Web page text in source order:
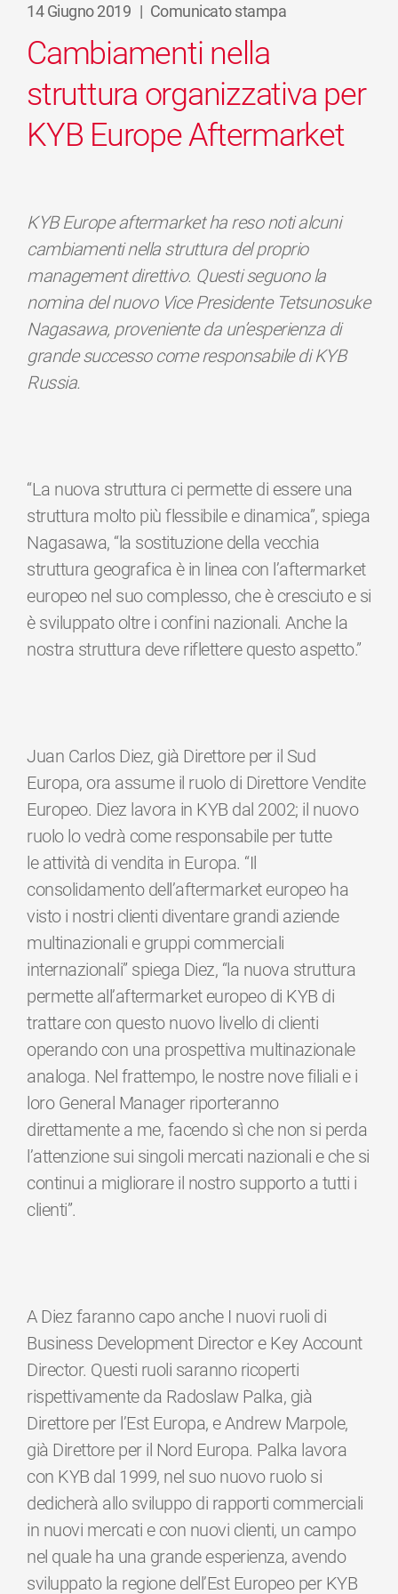
14 Giugno 2019 | Comunicato stampa
Cambiamenti nella
struttura organizzativa per
KYB Europe Aftermarket
KYB Europe aftermarket ha reso noti alcuni
cambiamenti nella struttura del proprio
management direttivo. Questi seguono la
nomina del nuovo Vice Presidente Tetsunosuke
Nagasawa, proveniente da un’esperienza di
grande successo come responsabile di KYB
Russia.
“La nuova struttura ci permette di essere una
struttura molto più flessibile e dinamica”, spiega
Nagasawa, “la sostituzione della vecchia
struttura geografica è in linea con l’aftermarket
europeo nel suo complesso, che è cresciuto e si
è sviluppato oltre i confini nazionali. Anche la
nostra struttura deve riflettere questo aspetto.”
Juan Carlos Diez, già Direttore per il Sud
Europa, ora assume il ruolo di Direttore Vendite
Europeo. Diez lavora in KYB dal 2002; il nuovo
ruolo lo vedrà come responsabile per tutte
le attività di vendita in Europa. “Il
consolidamento dell’aftermarket europeo ha
visto i nostri clienti diventare grandi aziende
multinazionali e gruppi commerciali
internazionali” spiega Diez, “la nuova struttura
permette all’aftermarket europeo di KYB di
trattare con questo nuovo livello di clienti
operando con una prospettiva multinazionale
analoga. Nel frattempo, le nostre nove filiali e i
loro General Manager riporteranno
direttamente a me, facendo sì che non si perda
l’attenzione sui singoli mercati nazionali e che si
continui a migliorare il nostro supporto a tutti i
clienti”.
A Diez faranno capo anche I nuovi ruoli di
Business Development Director e Key Account
Director. Questi ruoli saranno ricoperti
rispettivamente da Radoslaw Palka, già
Direttore per l’Est Europa, e Andrew Marpole,
già Direttore per il Nord Europa. Palka lavora
con KYB dal 1999, nel suo nuovo ruolo si
dedicherà allo sviluppo di rapporti commerciali
in nuovi mercati e con nuovi clienti, un campo
nel quale ha una grande esperienza, avendo
sviluppato la regione dell’Est Europeo per KYB